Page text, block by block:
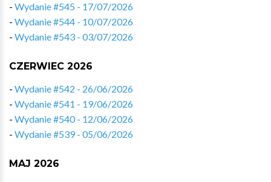
- Wydanie #545 - 17/07/2026
- Wydanie #544 - 10/07/2026
- Wydanie #543 - 03/07/2026
CZERWIEC 2026
- Wydanie #542 - 26/06/2026
- Wydanie #541 - 19/06/2026
- Wydanie #540 - 12/06/2026
- Wydanie #539 - 05/06/2026
MAJ 2026